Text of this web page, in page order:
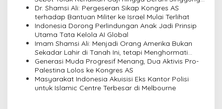
Netanyahu
Dr. Shamsi Ali: Pergeseran Sikap Kongres AS
terhadap Bantuan Militer ke Israel Mulai Terlihat
Indonesia Dorong Perlindungan Anak Jadi Prinsip
Utama Tata Kelola AI Global
Imam Shamsi Ali: Menjadi Orang Amerika Bukan
Sekadar Lahir di Tanah Ini, tetapi Menghormati
Perbedaan
Generasi Muda Progresif Menang, Dua Aktivis Pro-
Palestina Lolos ke Kongres AS
Masyarakat Indonesia Akuisisi Eks Kantor Polisi
untuk Islamic Centre Terbesar di Melbourne